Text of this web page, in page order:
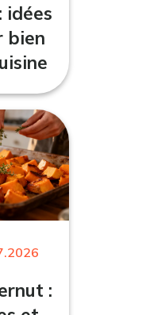
idées
bien
: